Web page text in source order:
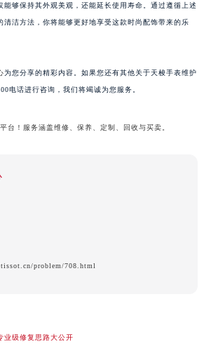
能够保持其外观美观，还能延长使用寿命。通过遵循上述
清洁方法，你将能够更好地享受这款时尚配饰带来的乐
为您分享的精彩内容。如果您还有其他关于天梭手表维护
电话进行咨询，我们将竭诚为您服务。
problem/708.html
业级修复思路大公开